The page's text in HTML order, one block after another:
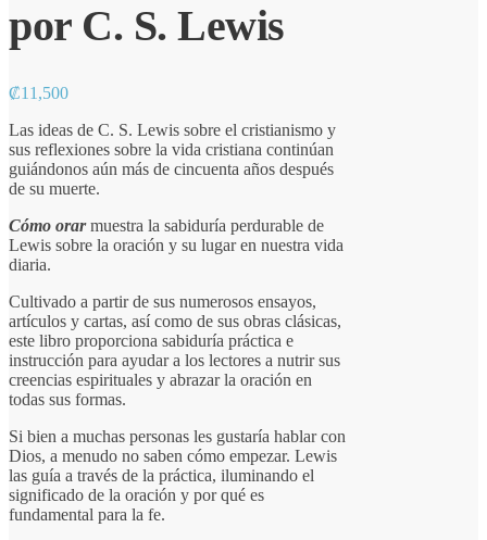
por C. S. Lewis
₡11,500
Las ideas de C. S. Lewis sobre el cristianismo y
sus reflexiones sobre la vida cristiana continúan
guiándonos aún más de cincuenta años después
de su muerte.
Cómo orar muestra la sabiduría perdurable de
Lewis sobre la oración y su lugar en nuestra vida
diaria.
Cultivado a partir de sus numerosos ensayos,
artículos y cartas, así como de sus obras clásicas,
este libro proporciona sabiduría práctica e
instrucción para ayudar a los lectores a nutrir sus
creencias espirituales y abrazar la oración en
todas sus formas.
Si bien a muchas personas les gustaría hablar con
Dios, a menudo no saben cómo empezar. Lewis
las guía a través de la práctica, iluminando el
significado de la oración y por qué es
fundamental para la fe.